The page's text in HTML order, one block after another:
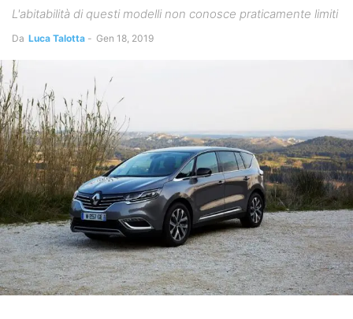
L'abitabilità di questi modelli non conosce praticamente limiti
Da Luca Talotta - Gen 18, 2019